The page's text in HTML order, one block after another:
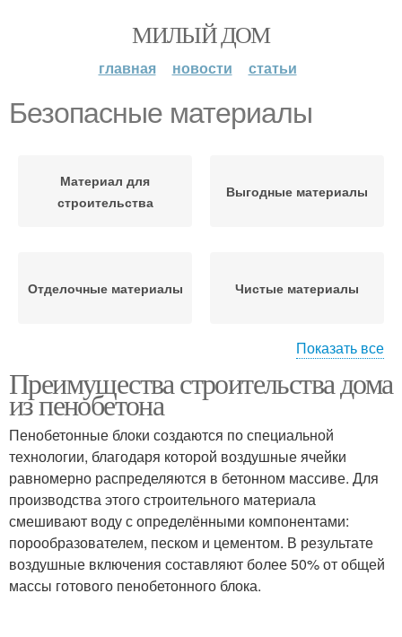
МИЛЫЙ ДОМ
главная новости статьи
Безопасные материалы
Материал для
строительства
Выгодные материалы
Отделочные материалы Чистые материалы
материалы
Материалы в дизайне
Материалы для одежды
Экологичные
материалы
Материалы для мебели Безопасная мебель
Показать все
Преимущества строительства дома
из пенобетона
Пенобетонные блоки создаются по специальной
технологии, благодаря которой воздушные ячейки
равномерно распределяются в бетонном массиве. Для
производства этого строительного материала
смешивают воду с определёнными компонентами:
порообразователем, песком и цементом. В результате
воздушные включения составляют более 50% от общей
массы готового пенобетонного блока.